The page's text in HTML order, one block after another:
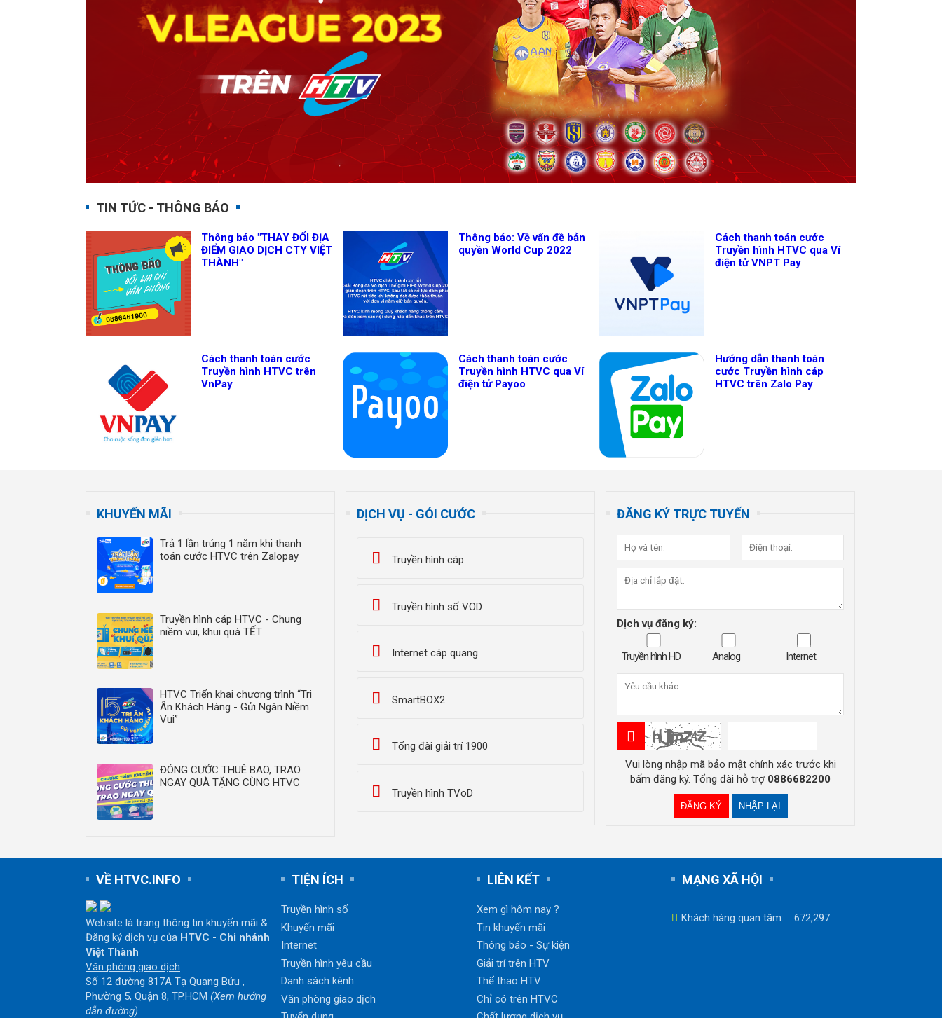
TIN TỨC - THÔNG BÁO
Thông báo "THAY ĐỔI ĐỊA
ĐIỂM GIAO DỊCH CTY VIỆT
THÀNH"
Thông báo: Về vấn đề bản
quyền World Cup 2022
Cách thanh toán cước
Truyền hình HTVC qua Ví
điện tử VNPT Pay
Cách thanh toán cước
Truyền hình HTVC trên
VnPay
Cách thanh toán cước
Truyền hình HTVC qua Ví
điện tử Payoo
Hướng dẫn thanh toán
cước Truyền hình cáp
HTVC trên Zalo Pay
KHUYẾN MÃI
Trả 1 lần trúng 1 năm khi thanh
toán cước HTVC trên Zalopay
Truyền hình cáp HTVC - Chung
niềm vui, khui quà TẾT
HTVC Triển khai chương trình “Tri
Ân Khách Hàng - Gửi Ngàn Niềm
Vui”
ĐÓNG CƯỚC THUÊ BAO, TRAO
NGAY QUÀ TẶNG CÙNG HTVC
DỊCH VỤ - GÓI CƯỚC
Truyền hình cáp
Truyền hình số VOD
Internet cáp quang
SmartBOX2
Tổng đài giải trí 1900
Truyền hình TVoD
ĐĂNG KÝ TRỰC TUYẾN
Dịch vụ đăng ký:
Truyền hình HD Analog Internet
Vui lòng nhập mã bảo mật chính xác trước khi
bấm đăng ký. Tổng đài hỗ trợ 0886682200
VỀ HTVC.INFO
Website là trang thông tin khuyến mãi &
Đăng ký dịch vụ của HTVC - Chi nhánh
Việt Thành
Văn phòng giao dịch
Số 12 đường 817A Tạ Quang Bửu ,
Phường 5, Quận 8, TP.HCM (Xem hướng
dẫn đường)
TIỆN ÍCH
Truyền hình số
Khuyến mãi
Internet
Truyền hình yêu cầu
Danh sách kênh
Văn phòng giao dịch
LIÊN KẾT
Xem gì hôm nay ?
Tin khuyến mãi
Thông báo - Sự kiện
Giải trí trên HTV
Thể thao HTV
Chỉ có trên HTVC
MẠNG XÃ HỘI
Khách hàng quan tâm: 672,297